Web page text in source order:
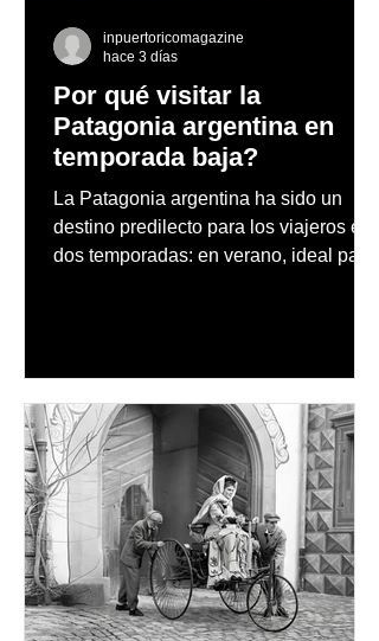
Por qué visitar la
Patagonia argentina en
temporada baja?
La Patagonia argentina ha sido un
destino predilecto para los viajeros en
dos temporadas: en verano, ideal para
nevados en las montañas
inpuertoricomagazine
hace 3 días